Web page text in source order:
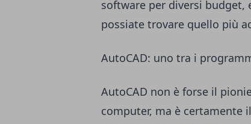
software per diversi budget,
possiate trovare quello più
AutoCAD: uno tra i
AutoCAD non è forse il
computer, ma è certamente